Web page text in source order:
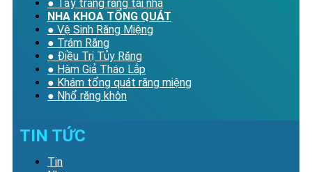
● Tẩy trắng răng tại nhà
NHA KHOA TỔNG QUÁT
● Vệ Sinh Răng Miệng
● Trám Răng
● Điều Trị Tủy Răng
● Hàm Giả Tháo Lắp
● Khám tổng quát răng miệng
● Nhổ răng khôn
TIN TỨC
Tin